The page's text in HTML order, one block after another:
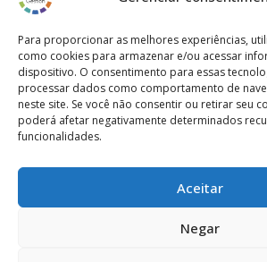
Para proporcionar as melhores experiências,
como cookies para armazenar e/ou acessar
dispositivo. O consentimento para essas
processar dados como comportamento de
neste site. Se você não consentir ou retirar seu
poderá afetar negativamente determinados
funcionalidades.
Aceitar
Negar
ÚLTIMAS POSTAGENS EM NOSSO BLOG
Nueva versión ISP Gestión 6.01
Nueva versión ISP Gestión 6.0
Nova versão ISP Management 5.13